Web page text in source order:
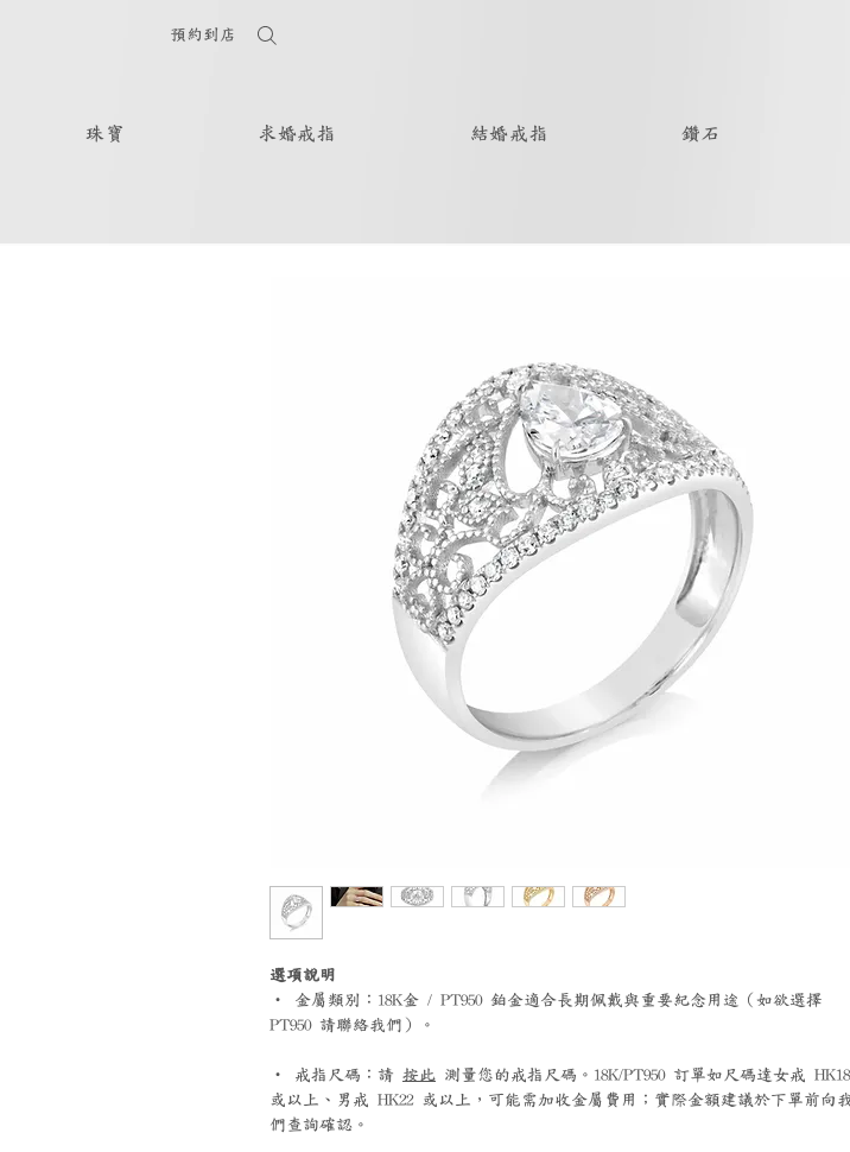
預約到店
珠寶 求婚戒指 結婚戒指 鑽石
選項說明
‧ 金屬類別：18K金 / PT950 鉑金適合長期佩戴與重要紀念用途（如欲選擇
PT950 請聯絡我們）。
‧ 戒指尺碼：請 按此 測量您的戒指尺碼。18K/PT950 訂單如尺碼達女戒 HK18
或以上、男戒 HK22 或以上，可能需加收金屬費用；實際金額建議於下單前向
們查詢確認。